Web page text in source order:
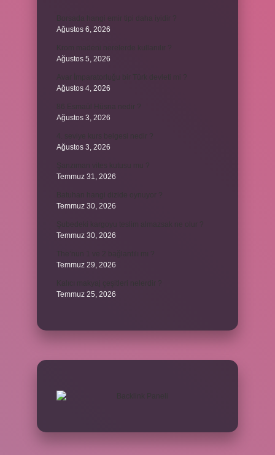
Ağustos 6, 2026
Ağustos 5, 2026
Ağustos 4, 2026
Ağustos 3, 2026
Ağustos 3, 2026
Temmuz 31, 2026
Temmuz 30, 2026
Temmuz 30, 2026
Temmuz 29, 2026
Temmuz 25, 2026